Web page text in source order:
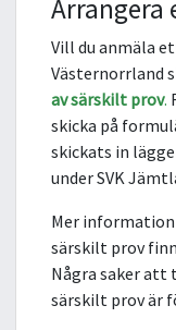
Arrangera
Vill du anmäla
Västernorrland
av särskilt prov.
skicka på
skickats in
under SVK
Mer
särskilt prov
Några saker att
särskilt prov är